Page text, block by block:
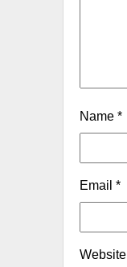
Name *
Email *
Website